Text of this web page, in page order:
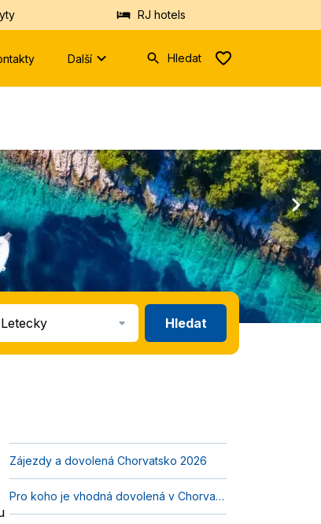
RJ hotels
Další Hledat
tři
znaky.
Vyhledáme
Vám
hotely
nebo
destinace
z
databáze.
Letecky Hledat
Zájezdy a dovolená Chorvatsko 2026
Pro koho je vhodná dovolená v Chorvatsku?